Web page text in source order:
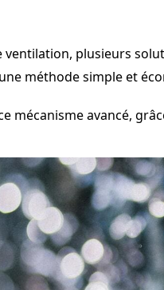
plusieurs
une méthode simple et
mécanisme avancé,